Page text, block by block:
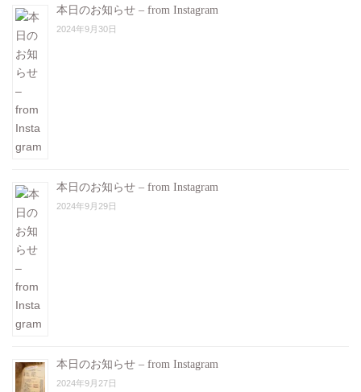
本日のお知らせ – from Instagram
2024年9月30日
本日のお知らせ – from Instagram
2024年9月29日
本日のお知らせ – from Instagram
2024年9月27日